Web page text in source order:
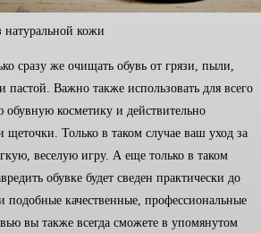
натуральной кожи
сразу же очищать обувь от грязи, пыли,
пастой. Важно также использовать для всего
обувную косметику и действительно
щеточки. Только в таком случае ваш уход за
веселую игру. А еще только в таком
обувке будет сведен практически до
подобные качественные, профессиональные
вы также всегда сможете в упомянутом